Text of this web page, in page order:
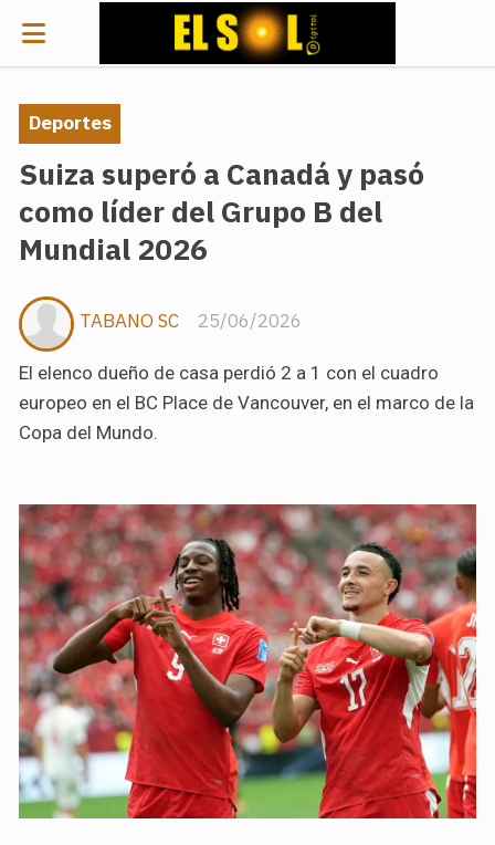
Suiza superó a Canadá y pasó
como líder del Grupo B del
Mundial 2026
El elenco dueño de casa perdió 2 a 1 con el cuadro
europeo en el BC Place de Vancouver, en el marco de la
Copa del Mundo.
Deportes
25/06/2026
TABANO SC